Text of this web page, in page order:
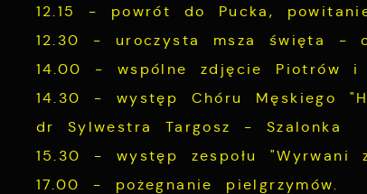
12.15 - powrót do Pucka,
12.30 - uroczysta msza święta -
14.00 - wspólne zdjęcie Piotrów i
14.30 - występ Chóru Męskiego
dr Sylwestra Targosz - Szalonka
15.30 - występ zespołu
17.00 - pożegnanie pielgrzymów.